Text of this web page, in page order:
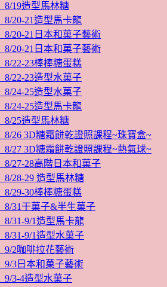
8/19造型馬林糖
8/20-21造型馬卡龍
8/20-21日本和菓子藝術
8/20-21日本和菓子藝術
8/22-23棒棒糖蛋糕
8/22-23造型水菓子
8/24-25造型水菓子
8/24-25造型馬卡龍
8/25造型馬林糖
8/26 3D糖霜餅乾證照課程~珠寶盒~
8/27 3D糖霜餅乾證照課程~熱氣球~
8/27-28高階日本和菓子
8/28-29 造型馬林糖
8/29-30棒棒糖蛋糕
8/31干菓子&半生菓子
8/31-9/1造型馬卡龍
8/31-9/1造型水菓子
9/2咖啡拉花藝術
9/3日本和菓子藝術
9/3-4造型水菓子